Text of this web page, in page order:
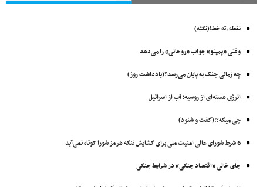
نقطه، ته خط!(نکته)
وقتی «پمپئو» جواب «روحانی» را می‌دهد
چه زمانی جنگ به پایان می‌رسد؟(یادداشت روز)
انرژی هسته‌ای از روسیه؛ آب از اسرائیل
چی میگه؟!(گفت و شنود)
6 شرط شورای عالی امنیت ملی برای گشایش تنگه هرمز شورا کوتاه نمی‌آید
جای خالی «اقتصاد جنگی» در شرایط جنگی